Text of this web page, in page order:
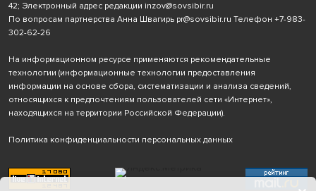
42; Электронный адрес редакции inzov@sovsibir.ru
По вопросам партнерства Анна Швагирь pr@sovsibir.ru Телефон +7-983-
302-62-26
На информационном ресурсе применяются рекомендательные
технологии (информационные технологии предоставления
информации на основе сбора, систематизации и анализа сведений,
относящихся к предпочтениям пользователей сети «Интернет»,
находящихся на территории Российской Федерации).
Политика конфиденциальности персональных данных